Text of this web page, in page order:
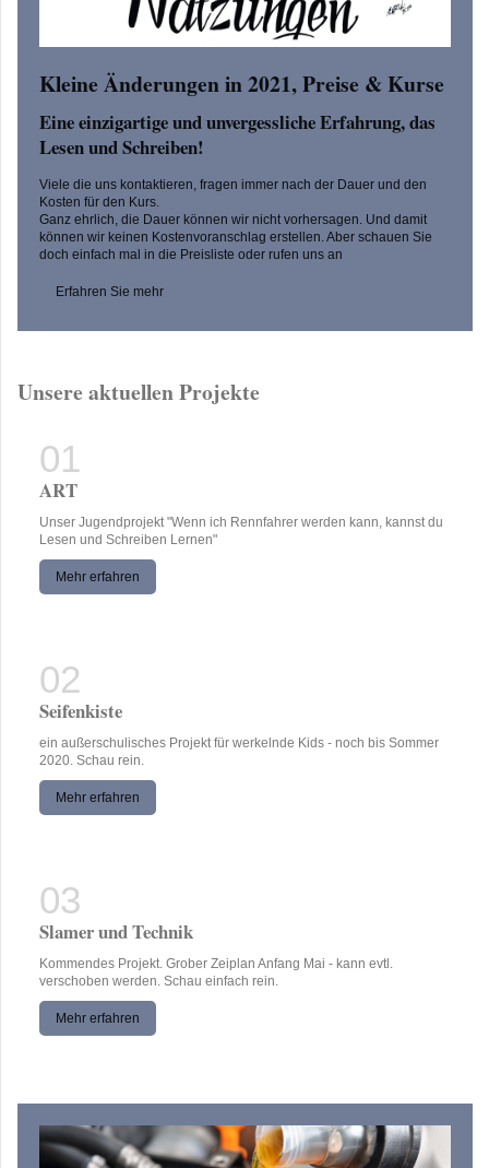
Kleine Änderungen in 2021, Preise & Kurse
Eine einzigartige und unvergessliche Erfahrung, das
Lesen und Schreiben!
Viele die uns kontaktieren, fragen immer nach der Dauer und den
Kosten für den Kurs.
Ganz ehrlich, die Dauer können wir nicht vorhersagen. Und damit
können wir keinen Kostenvoranschlag erstellen. Aber schauen Sie
doch einfach mal in die Preisliste oder rufen uns an
Erfahren Sie mehr
Unsere aktuellen Projekte
ART
Unser Jugendprojekt "Wenn ich Rennfahrer werden kann, kannst du
Lesen und Schreiben Lernen"
Mehr erfahren
Seifenkiste
ein außerschulisches Projekt für werkelnde Kids - noch bis Sommer
2020. Schau rein.
Mehr erfahren
Slamer und Technik
Kommendes Projekt. Grober Zeiplan Anfang Mai - kann evtl.
verschoben werden. Schau einfach rein.
Mehr erfahren